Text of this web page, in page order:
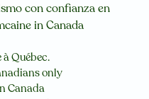
con confianza en
in Canada
Québec.
only
Canada